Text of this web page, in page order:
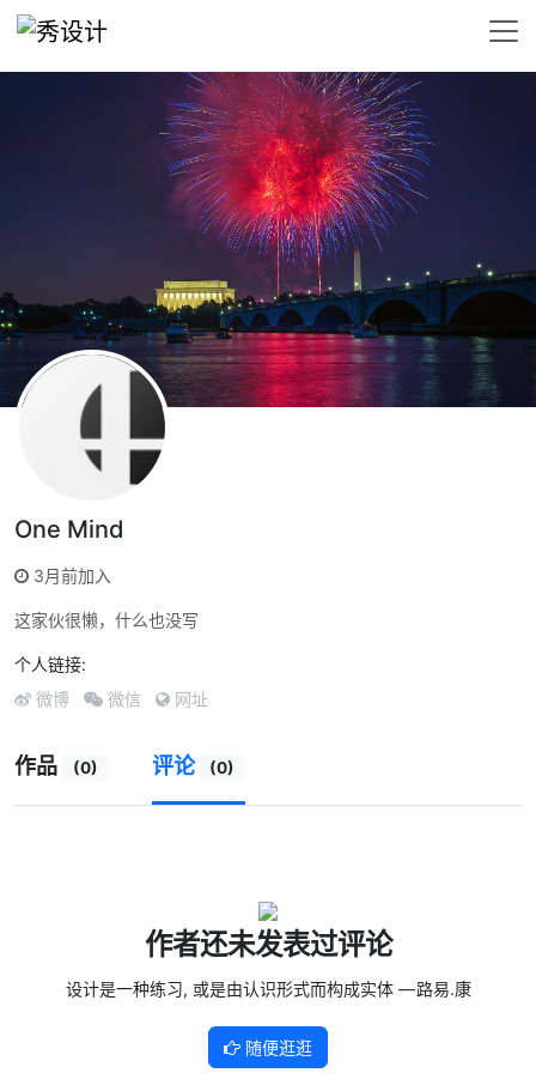
One Mind
3月前加入
这家伙很懒，什么也没写
个人链接:
微博 微信 网址
作品 (0) 评论 (0)
作者还未发表过评论
设计是一种练习, 或是由认识形式而构成实体 — 路易.康
随便逛逛